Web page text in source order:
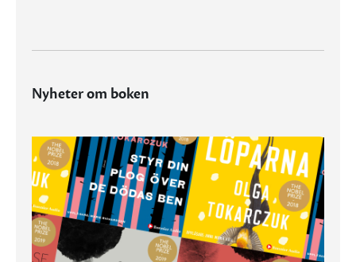
Nyheter om boken